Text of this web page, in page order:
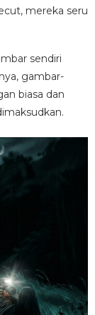
mereka seru
sendiri
gambar-
biasa dan